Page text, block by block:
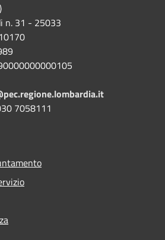
n. 31 - 25033
7058111